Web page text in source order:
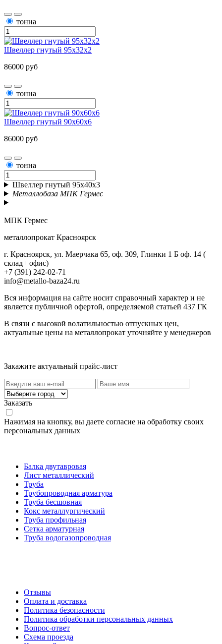
тонна
Швеллер гнутый 95х32х2
86000 руб
тонна
Швеллер гнутый 90х60х6
86000 руб
тонна
Швеллер гнутый 95х40х3
Металлобаза МПК Гермес
МПК Гермес
металлопрокат Красноярск
г. Красноярск, ул. Маерчака 65, оф. 309, Глинки 1 Б оф. 14 (
склад+ офис)
+7 (391) 242-02-71
info@metallo-baza24.ru
Вся информация на сайте носит справочный характер и не
является публичной офертой, определяемой статьей 437 ГК
В связи с высокой волатильностью отпускных цен,
актуальные цены на металлопрокат уточняйте у менеджеров
Закажите актуальный прайс-лист
Заказать
Нажимая на кнопку, вы даете согласие на обработку своих
персональных данных
Балка двутавровая
Лист металлический
Труба
Трубопроводная арматура
Труба бесшовная
Кокс металлургический
Труба профильная
Cетка арматурная
Труба водогазопроводная
Отзывы
Оплата и доставка
Политика безопасности
Политика обработки персональных данных
Вопрос-ответ
Схема проезда